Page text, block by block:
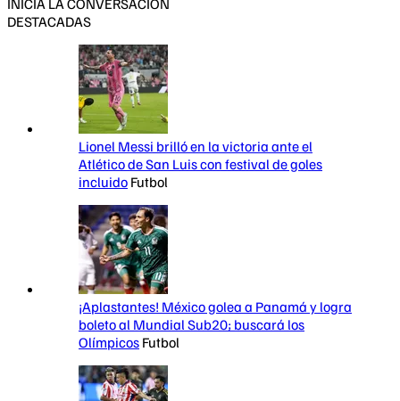
DESTACADAS
Lionel Messi brilló en la victoria ante el
Atlético de San Luis con festival de goles
incluido Futbol
¡Aplastantes! México golea a Panamá y logra
boleto al Mundial Sub20; buscará los
Olímpicos Futbol